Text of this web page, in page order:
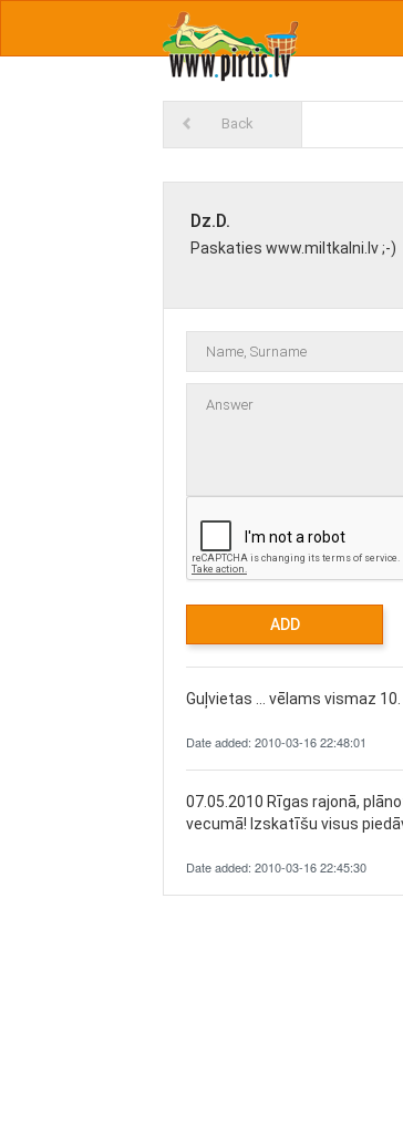
Back
Dz.D.
Paskaties www.miltkalni.lv ;-)
Guļvietas ... vēlams vismaz
Date added: 2010-03-16 22:48:01
07.05.2010 Rīgas rajonā,
vecumā! Izskatīšu visus
Date added: 2010-03-16 22:45:30